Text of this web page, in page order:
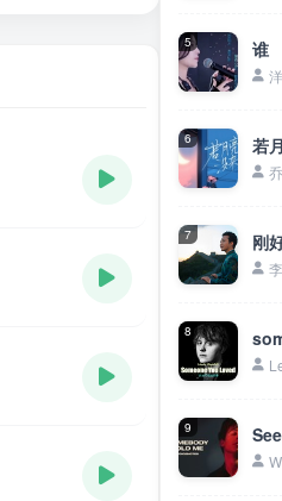
5 谁
6 若
7 刚
8
9